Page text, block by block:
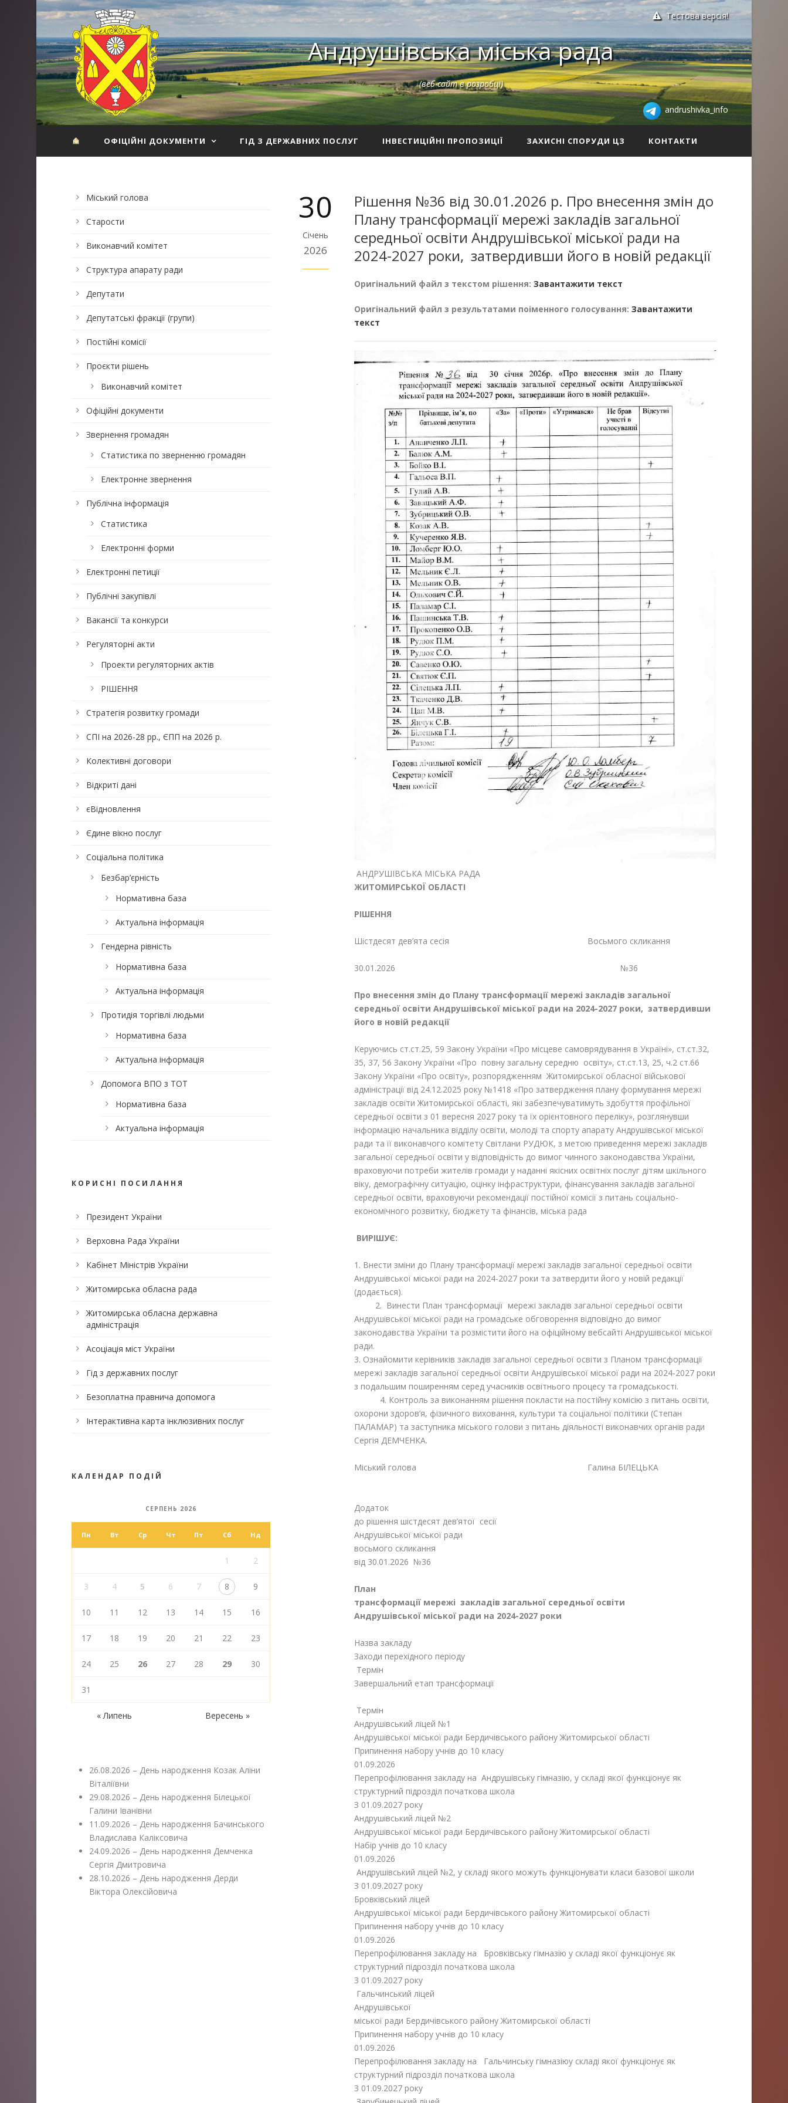
Тестова версія!
Андрушівська міська рада
(веб-сайт в розробці)
andrushivka_info
ОФІЦІЙНІ ДОКУМЕНТИ ГІД З ДЕРЖАВНИХ ПОСЛУГ ІНВЕСТИЦІЙНІ ПРОПОЗИЦІЇ ЗАХИСНІ СПОРУДИ ЦЗ КОНТАКТИ
30
Січень
2026
Рішення №36 від 30.01.2026 р. Про внесення змін до
Плану трансформації мережі закладів загальної
середньої освіти Андрушівської міської ради на
2024-2027 роки, затвердивши його в новій редакції
Оригінальний файл з текстом рішення: Завантажити текст
Оригінальний файл з результатами поіменного голосування: Завантажити
текст
АНДРУШІВСЬКА МІСЬКА РАДА
ЖИТОМИРСЬКОЇ ОБЛАСТІ
РІШЕННЯ
Шістдесят дев’ята сесія Восьмого скликання
30.01.2026 №36
Про внесення змін до Плану трансформації мережі закладів загальної
середньої освіти Андрушівської міської ради на 2024-2027 роки, затвердивши
його в новій редакції
Керуючись ст.ст.25, 59 Закону України «Про місцеве самоврядування в Україні», ст.ст.32,
35, 37, 56 Закону України «Про повну загальну середню освіту», ст.ст.13, 25, ч.2 ст.66
Закону України «Про освіту», розпорядженням Житомирської обласної військової
адміністрації від 24.12.2025 року №1418 «Про затвердження плану формування мережі
закладів освіти Житомирської області, які забезпечуватимуть здобуття профільної
середньої освіти з 01 вересня 2027 року та їх орієнтовного переліку», розглянувши
інформацію начальника відділу освіти, молоді та спорту апарату Андрушівської міської
ради та її виконавчого комітету Світлани РУДЮК, з метою приведення мережі закладів
загальної середньої освіти у відповідність до вимог чинного законодавства України,
враховуючи потреби жителів громади у наданні якісних освітніх послуг дітям шкільного
віку, демографічну ситуацію, оцінку інфраструктури, фінансування закладів загальної
середньої освіти, враховуючи рекомендації постійної комісії з питань соціально-
економічного розвитку, бюджету та фінансів, міська рада
ВИРІШУЄ:
1. Внести зміни до Плану трансформації мережі закладів загальної середньої освіти
Андрушівської міської ради на 2024-2027 роки та затвердити його у новій редакції
(додається).
2. Винести План трансформації мережі закладів загальної середньої освіти
Андрушівської міської ради на громадське обговорення відповідно до вимог
законодавства України та розмістити його на офіційному вебсайті Андрушівської міської
ради.
3. Ознайомити керівників закладів загальної середньої освіти з Планом трансформації
мережі закладів загальної середньої освіти Андрушівської міської ради на 2024-2027 роки
з подальшим поширенням серед учасників освітнього процесу та громадськості.
4. Контроль за виконанням рішення покласти на постійну комісію з питань освіти,
охорони здоров’я, фізичного виховання, культури та соціальної політики (Степан
ПАЛАМАР) та заступника міського голови з питань діяльності виконавчих органів ради
Сергія ДЕМЧЕНКА.
Міський голова Галина БІЛЕЦЬКА
Додаток
до рішення шістдесят дев’ятої сесії
Андрушівської міської ради
восьмого скликання
від 30.01.2026 №36
План
трансформації мережі закладів загальної середньої освіти
Андрушівської міської ради на 2024-2027 роки
Назва закладу
Заходи перехідного періоду
Термін
Завершальний етап трансформації
Термін
Андрушівський ліцей №1
Андрушівської міської ради Бердичівського району Житомирської області
Припинення набору учнів до 10 класу
01.09.2026
Перепрофілювання закладу на Андрушівську гімназію, у складі якої функціонує як
структурний підрозділ початкова школа
З 01.09.2027 року
Андрушівський ліцей №2
Андрушівської міської ради Бердичівського району Житомирської області
Набір учнів до 10 класу
01.09.2026
Андрушівський ліцей №2, у складі якого можуть функціонувати класи базової школи
З 01.09.2027 року
Бровківський ліцей
Андрушівської міської ради Бердичівського району Житомирської області
Припинення набору учнів до 10 класу
01.09.2026
Перепрофілювання закладу на Бровківську гімназію у складі якої функціонує як
структурний підрозділ початкова школа
З 01.09.2027 року
Гальчинський ліцей
Андрушівської
міської ради Бердичівського району Житомирської області
Припинення набору учнів до 10 класу
01.09.2026
Перепрофілювання закладу на Гальчинську гімназіюу складі якої функціонує як
структурний підрозділ початкова школа
З 01.09.2027 року
Міський голова
Старости
Виконавчий комітет
Структура апарату ради
Депутати
Депутатські фракції (групи)
Постійні комісії
Проєкти рішень
Виконавчий комітет
Офіційні документи
Звернення громадян
Статистика по зверненню громадян
Електронне звернення
Публічна інформація
Статистика
Електронні форми
Електронні петиції
Публічні закупівлі
Вакансії та конкурси
Регуляторні акти
Проекти регуляторних актів
РІШЕННЯ
Стратегія розвитку громади
СПІ на 2026-28 рр., ЄПП на 2026 р.
Колективні договори
Відкриті дані
єВідновлення
Єдине вікно послуг
Соціальна політика
Безбар’єрність
Нормативна база
Актуальна інформація
Гендерна рівність
Нормативна база
Актуальна інформація
Протидія торгівлі людьми
Нормативна база
Актуальна інформація
Допомога ВПО з ТОТ
Нормативна база
Актуальна інформація
КОРИСНІ ПОСИЛАННЯ
Президент України
Верховна Рада України
Кабінет Міністрів України
Житомирська обласна рада
Житомирська обласна державна
адміністрація
Асоціація міст України
Гід з державних послуг
Безоплатна правнича допомога
Інтерактивна карта інклюзивних послуг
КАЛЕНДАР ПОДІЙ
СЕРПЕНЬ 2026
Пн Вт Ср Чт Пт Сб Нд
1 2
3 4 5 6 7 8 9
10 11 12 13 14 15 16
17 18 19 20 21 22 23
24 25 26 27 28 29 30
31
« Липень Вересень »
26.08.2026 – День народження Козак Аліни
Віталіївни
29.08.2026 – День народження Білецької
Галини Іванівни
11.09.2026 – День народження Бачинського
Владислава Каліксовича
24.09.2026 – День народження Демченка
Сергія Дмитровича
28.10.2026 – День народження Дерди
Віктора Олексійовича